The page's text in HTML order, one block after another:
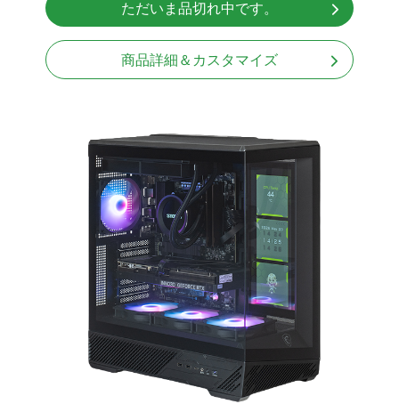
Windows11 Home 64bit
LCDスクリーン搭載
ただいま品切れ中です。
商品詳細＆カスタマイズ